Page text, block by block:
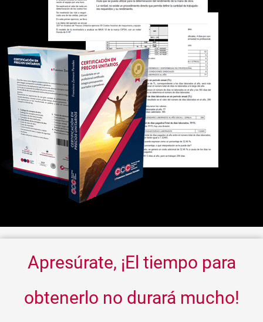
Apresúrate, ¡El tiempo para
obtenerlo no durará mucho!